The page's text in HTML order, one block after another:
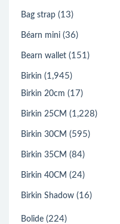
Bag strap (13)
Béarn mini (36)
Bearn wallet (151)
Birkin (1,945)
Birkin 20cm (17)
Birkin 25CM (1,228)
Birkin 30CM (595)
Birkin 35CM (84)
Birkin 40CM (24)
Birkin Shadow (16)
Bolide (224)